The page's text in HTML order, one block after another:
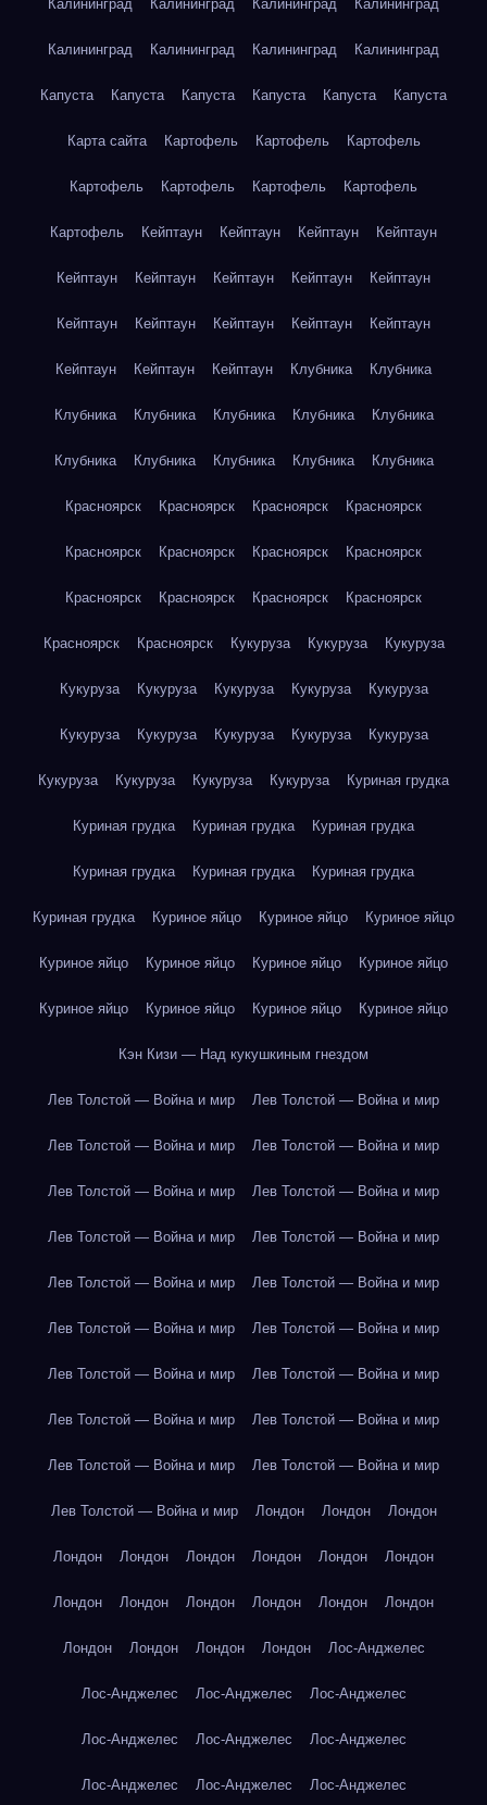
Калининград Калининград Калининград Калининград
Калининград Калининград Калининград Калининград
Капуста Капуста Капуста Капуста Капуста Капуста
Карта сайта Картофель Картофель Картофель
Картофель Картофель Картофель Картофель
Картофель Кейптаун Кейптаун Кейптаун Кейптаун
Кейптаун Кейптаун Кейптаун Кейптаун Кейптаун
Кейптаун Кейптаун Кейптаун Кейптаун Кейптаун
Кейптаун Кейптаун Кейптаун Клубника Клубника
Клубника Клубника Клубника Клубника Клубника
Клубника Клубника Клубника Клубника Клубника
Красноярск Красноярск Красноярск Красноярск
Красноярск Красноярск Красноярск Красноярск
Красноярск Красноярск Красноярск Красноярск
Красноярск Красноярск Кукуруза Кукуруза Кукуруза
Кукуруза Кукуруза Кукуруза Кукуруза Кукуруза
Кукуруза Кукуруза Кукуруза Кукуруза Кукуруза
Кукуруза Кукуруза Кукуруза Кукуруза Куриная грудка
Куриная грудка Куриная грудка Куриная грудка
Куриная грудка Куриная грудка Куриная грудка
Куриная грудка Куриное яйцо Куриное яйцо Куриное яйцо
Куриное яйцо Куриное яйцо Куриное яйцо Куриное яйцо
Куриное яйцо Куриное яйцо Куриное яйцо Куриное яйцо
Кэн Кизи — Над кукушкиным гнездом
Лев Толстой — Война и мир Лев Толстой — Война и мир
Лев Толстой — Война и мир Лев Толстой — Война и мир
Лев Толстой — Война и мир Лев Толстой — Война и мир
Лев Толстой — Война и мир Лев Толстой — Война и мир
Лев Толстой — Война и мир Лев Толстой — Война и мир
Лев Толстой — Война и мир Лев Толстой — Война и мир
Лев Толстой — Война и мир Лев Толстой — Война и мир
Лев Толстой — Война и мир Лев Толстой — Война и мир
Лев Толстой — Война и мир Лев Толстой — Война и мир
Лев Толстой — Война и мир Лондон Лондон Лондон
Лондон Лондон Лондон Лондон Лондон Лондон
Лондон Лондон Лондон Лондон Лондон Лондон
Лондон Лондон Лондон Лондон Лос-Анджелес
Лос-Анджелес Лос-Анджелес Лос-Анджелес
Лос-Анджелес Лос-Анджелес Лос-Анджелес
Лос-Анджелес Лос-Анджелес Лос-Анджелес